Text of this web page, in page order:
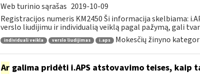
Web turinio sąrašas 2019-10-09
Registracijos numeris KM2450 Ši informacija skelbiama:
verslo liudijimu ir individualią veiklą pagal pažymą, gali
individuali veikla verslo liudijimas i.aps Mokesčių žinyno
Argalima pridėti i.APS atstovavimo teises, kaip